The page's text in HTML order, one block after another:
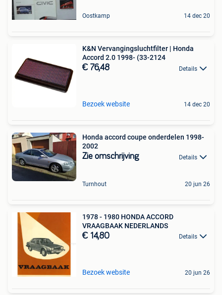
Oostkamp 14 dec 20
K&N Vervangingsluchtfilter | Honda
Accord 2.0 1998- (33-2124
€ 76,48 Details
Bezoek website 14 dec 20
Honda accord coupe onderdelen 1998-
2002
Zie omschrijving Details
Turnhout 20 jun 26
1978 - 1980 HONDA ACCORD
VRAAGBAAK NEDERLANDS
€ 14,80 Details
Bezoek website 20 jun 26